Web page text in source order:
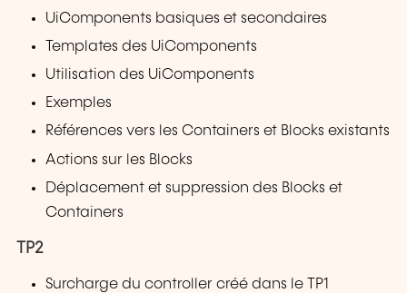
UiComponents basiques et secondaires
Templates des UiComponents
Utilisation des UiComponents
Exemples
Références vers les Containers et Blocks existants
Actions sur les Blocks
Déplacement et suppression des Blocks et
Containers
TP2
Surcharge du controller créé dans le TP1